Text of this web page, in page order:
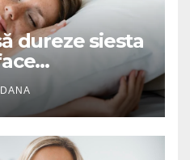
dureze siesta
ideală a
amiază